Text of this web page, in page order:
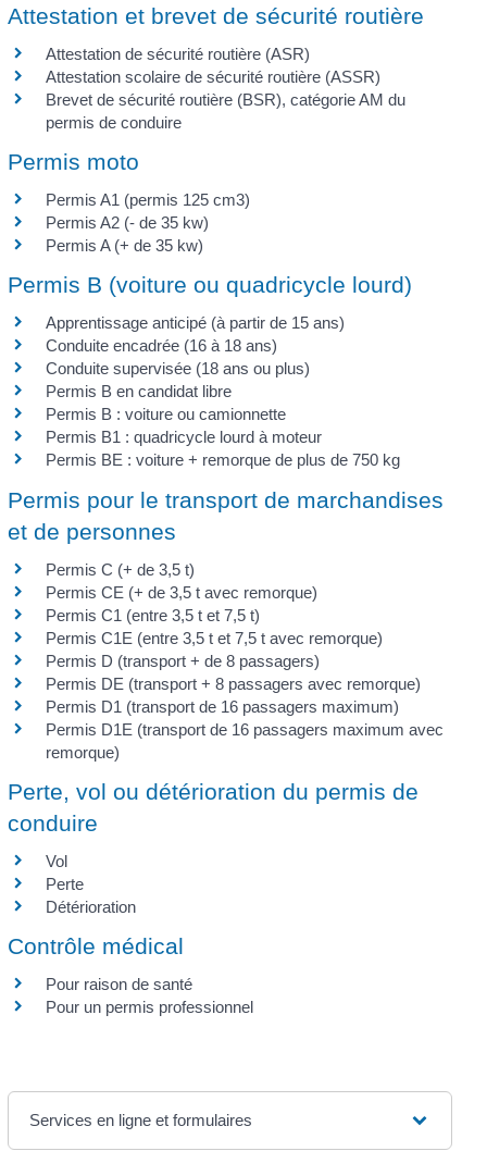
Attestation et brevet de sécurité routière
Attestation de sécurité routière (ASR)
Attestation scolaire de sécurité routière (ASSR)
Brevet de sécurité routière (BSR), catégorie AM du
permis de conduire
Permis moto
Permis A1 (permis 125 cm3)
Permis A2 (- de 35 kw)
Permis A (+ de 35 kw)
Permis B (voiture ou quadricycle lourd)
Apprentissage anticipé (à partir de 15 ans)
Conduite encadrée (16 à 18 ans)
Conduite supervisée (18 ans ou plus)
Permis B en candidat libre
Permis B : voiture ou camionnette
Permis B1 : quadricycle lourd à moteur
Permis BE : voiture + remorque de plus de 750 kg
Permis pour le transport de marchandises
et de personnes
Permis C (+ de 3,5 t)
Permis CE (+ de 3,5 t avec remorque)
Permis C1 (entre 3,5 t et 7,5 t)
Permis C1E (entre 3,5 t et 7,5 t avec remorque)
Permis D (transport + de 8 passagers)
Permis DE (transport + 8 passagers avec remorque)
Permis D1 (transport de 16 passagers maximum)
Permis D1E (transport de 16 passagers maximum avec
remorque)
Perte, vol ou détérioration du permis de
conduire
Vol
Perte
Détérioration
Contrôle médical
Pour raison de santé
Pour un permis professionnel
Services en ligne et formulaires